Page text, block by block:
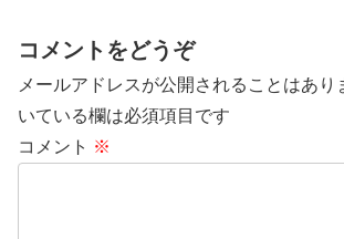
コメントをどうぞ
メールアドレスが公開されることはあり
いている欄は必須項目です
コメント ※